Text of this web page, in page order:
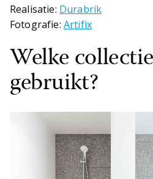
Realisatie: Durabrik
Fotografie: Artifix
Welke
gebruikt?